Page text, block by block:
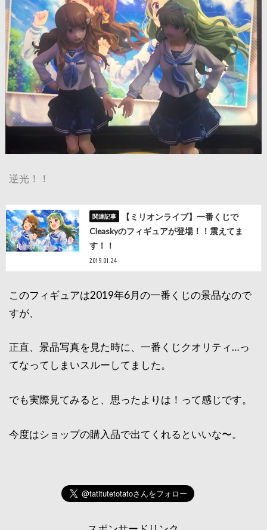
逆光！！
【ミリオンライブ】一番くじで
Cleaskyのフィギュアが登場！！震えてま
す！！
2019.01.24
このフィギュアは2019年6月の一番くじの景品なので
すが、
正直、景品写真を見た時に、一番くじクオリティ…っ
てなってしまいスルーしてました。
でも実際見てみると、思ったよりは！って感じです。
今度はショップの購入品で出てくれるといいな〜。